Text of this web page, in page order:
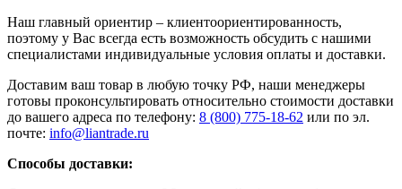
Наш главный ориентир – клиентоориентированность,
поэтому у Вас всегда есть возможность обсудить с нашими
специалистами индивидуальные условия оплаты и доставки.
Доставим ваш товар в любую точку РФ, наши менеджеры
готовы проконсультировать относительно стоимости доставки
до вашего адреса по телефону: 8 (800) 775-18-62 или по эл.
почте: info@liantrade.ru
Способы доставки: